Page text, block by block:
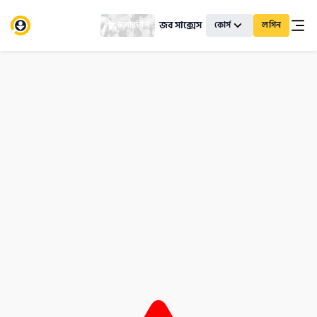
স্কলারশিপ জব সাক্সেস কোর্স লগিন